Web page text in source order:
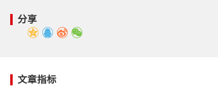
分享
文章指标